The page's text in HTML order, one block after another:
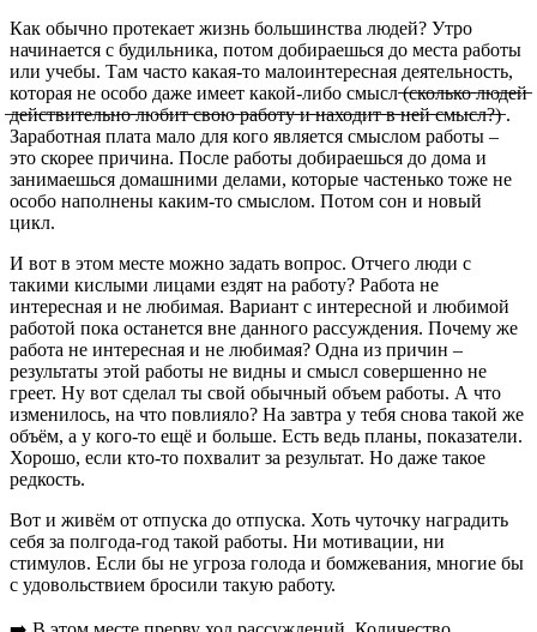
Как обычно протекает жизнь большинства людей? Утро
начинается с будильника, потом добираешься до места работы
или учебы. Там часто какая-то малоинтересная деятельность,
которая не особо даже имеет какой-либо смысл ̶(̶с̶к̶о̶л̶ь̶к̶о̶ ̶л̶ю̶д̶е̶й̶
̶д̶е̶й̶с̶т̶в̶и̶т̶е̶л̶ь̶н̶о̶ ̶л̶ю̶б̶и̶т̶ ̶с̶в̶о̶ю̶ ̶р̶а̶б̶о̶т̶у̶ ̶и̶ ̶н̶а̶х̶о̶д̶и̶т̶ ̶в̶ ̶н̶е̶й̶ ̶с̶м̶ы̶с̶л̶?̶)̶ .
Заработная плата мало для кого является смыслом работы –
это скорее причина. После работы добираешься до дома и
занимаешься домашними делами, которые частенько тоже не
особо наполнены каким-то смыслом. Потом сон и новый
цикл.
И вот в этом месте можно задать вопрос. Отчего люди с
такими кислыми лицами ездят на работу? Работа не
интересная и не любимая. Вариант с интересной и любимой
работой пока останется вне данного рассуждения. Почему же
работа не интересная и не любимая? Одна из причин –
результаты этой работы не видны и смысл совершенно не
греет. Ну вот сделал ты свой обычный объем работы. А что
изменилось, на что повлияло? На завтра у тебя снова такой же
объём, а у кого-то ещё и больше. Есть ведь планы, показатели.
Хорошо, если кто-то похвалит за результат. Но даже такое
редкость.
Вот и живём от отпуска до отпуска. Хоть чуточку наградить
себя за полгода-год такой работы. Ни мотивации, ни
стимулов. Если бы не угроза голода и бомжевания, многие бы
с удовольствием бросили такую работу.